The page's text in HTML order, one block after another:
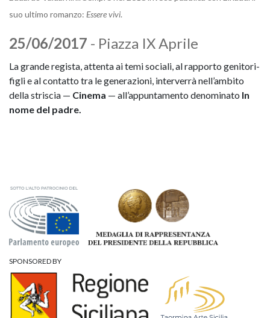
suo ultimo romanzo: Essere vivi.
25/06/2017 - Piazza IX Aprile
La grande regista, attenta ai temi sociali, al rapporto genitori-
figli e al contatto tra le generazioni, interverrà nell’ambito
della striscia — Cinema — all’appuntamento denominato In
nome del padre.
SPONSORED BY